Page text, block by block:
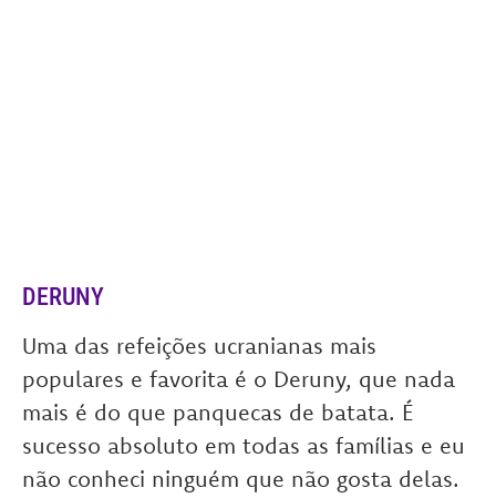
DERUNY
Uma das refeições ucranianas mais
populares e favorita é o Deruny, que nada
mais é do que panquecas de batata. É
sucesso absoluto em todas as famílias e eu
não conheci ninguém que não gosta delas.